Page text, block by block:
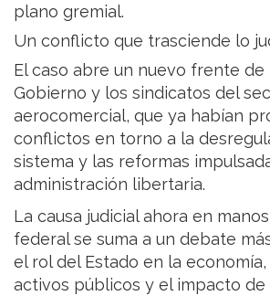
plano gremial.
Un conflicto que trasciende lo
El caso abre un nuevo frente
Gobierno y los sindicatos del
aerocomercial, que ya habían
conflictos en torno a la
sistema y las reformas
administración libertaria.
La causa judicial ahora en
federal se suma a un debate
el rol del Estado en la
activos públicos y el impacto de